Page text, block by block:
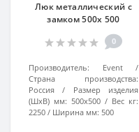
Люк металлический с
замком 500х 500
0
Производитель:
Event
Страна производства:
Россия
Размер изделия
(ШхВ) мм: 500х500
Вес кг:
2250
Ширина мм: 500